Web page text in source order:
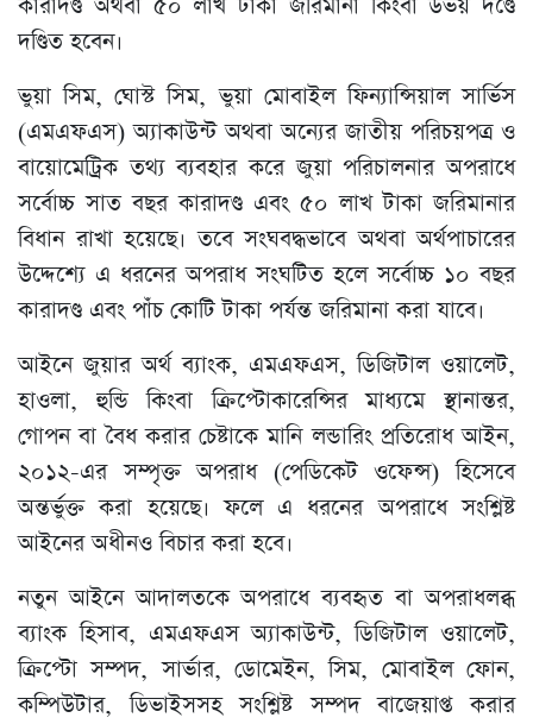
কারাদণ্ড অথবা ৫০ লাখ টাকা জরিমানা কিংবা উভয় দণ্ডে
দণ্ডিত হবেন।
ভুয়া সিম, ঘোস্ট সিম, ভুয়া মোবাইল ফিন্যান্সিয়াল সার্ভিস
(এমএফএস) অ্যাকাউন্ট অথবা অন্যের জাতীয় পরিচয়পত্র ও
বায়োমেট্রিক তথ্য ব্যবহার করে জুয়া পরিচালনার অপরাধে
সর্বোচ্চ সাত বছর কারাদণ্ড এবং ৫০ লাখ টাকা জরিমানার
বিধান রাখা হয়েছে। তবে সংঘবদ্ধভাবে অথবা অর্থপাচারের
উদ্দেশ্যে এ ধরনের অপরাধ সংঘটিত হলে সর্বোচ্চ ১০ বছর
কারাদণ্ড এবং পাঁচ কোটি টাকা পর্যন্ত জরিমানা করা যাবে।
আইনে জুয়ার অর্থ ব্যাংক, এমএফএস, ডিজিটাল ওয়ালেট,
হাওলা, হুন্ডি কিংবা ক্রিপ্টোকারেন্সির মাধ্যমে স্থানান্তর,
গোপন বা বৈধ করার চেষ্টাকে মানি লন্ডারিং প্রতিরোধ আইন,
২০১২-এর সম্পৃক্ত অপরাধ (পেডিকেট ওফেন্স) হিসেবে
অন্তর্ভুক্ত করা হয়েছে। ফলে এ ধরনের অপরাধে সংশ্লিষ্ট
আইনের অধীনও বিচার করা হবে।
নতুন আইনে আদালতকে অপরাধে ব্যবহৃত বা অপরাধলব্ধ
ব্যাংক হিসাব, এমএফএস অ্যাকাউন্ট, ডিজিটাল ওয়ালেট,
ক্রিপ্টো সম্পদ, সার্ভার, ডোমেইন, সিম, মোবাইল ফোন,
কম্পিউটার, ডিভাইসসহ সংশ্লিষ্ট সম্পদ বাজেয়াপ্ত করার